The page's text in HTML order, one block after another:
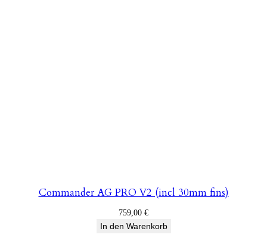
Commander AG PRO V2 (incl 30mm fins)
759,00 €
In den Warenkorb